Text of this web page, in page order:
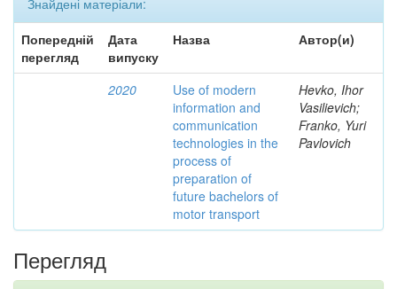
Знайдені матеріали:
Попередній
перегляд
Дата
випуску
Назва Автор(и)
2020
Use of modern
information and
communication
technologies in the
process of
preparation of
future bachelors of
motor transport
Hevko, Ihor
Vasilievich;
Franko, Yuri
Pavlovich
Перегляд